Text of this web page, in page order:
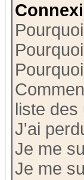
liste des
J'ai
Je me
Je me